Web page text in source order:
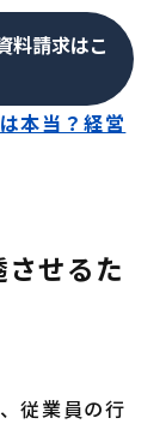
料請求はこ
本当？経営
せるた
従業員の行